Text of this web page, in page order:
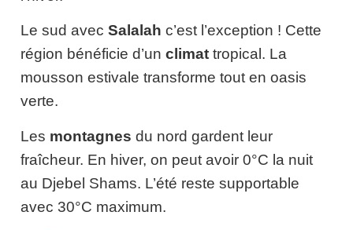
Le sud avec Salalah c’est l’exception ! Cette
région bénéficie d’un climat tropical. La
mousson estivale transforme tout en oasis
verte.
Les montagnes du nord gardent leur
fraîcheur. En hiver, on peut avoir 0°C la nuit
au Djebel Shams. L’été reste supportable
avec 30°C maximum.